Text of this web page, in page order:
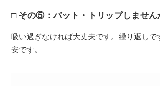
その⑤：バット・トリップしません
吸い過ぎなければ大丈夫です。繰り返しで
安です。